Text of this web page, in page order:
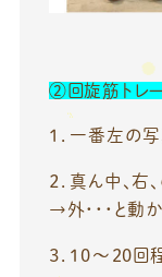
②回旋筋トレ
１．一番左の
２．真ん中、
→外・・・と動
３．10～20回